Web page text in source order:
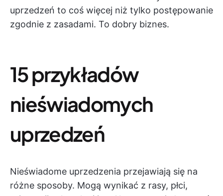
uprzedzeń to coś więcej niż tylko postępowanie
zgodnie z zasadami. To dobry biznes.
15 przykładów
nieświadomych
uprzedzeń
Nieświadome uprzedzenia przejawiają się na
różne sposoby. Mogą wynikać z rasy, płci,